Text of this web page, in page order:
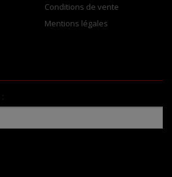
Conditions de vente
Mentions légales